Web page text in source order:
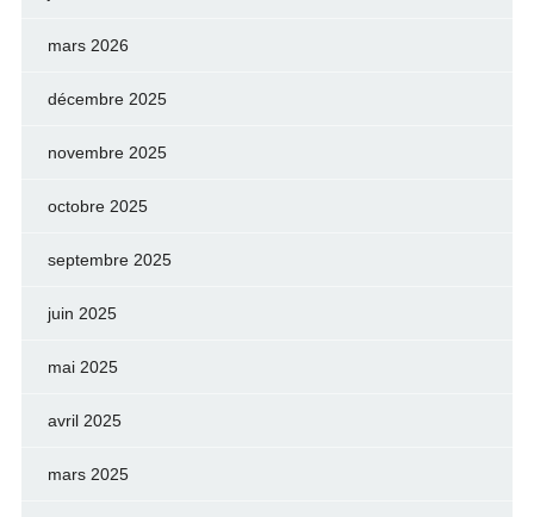
mars 2026
décembre 2025
novembre 2025
octobre 2025
septembre 2025
juin 2025
mai 2025
avril 2025
mars 2025